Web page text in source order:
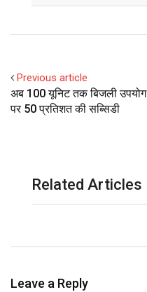
Previous article
अब 100 यूनिट तक बिजली उपयोग
पर 50 प्रतिशत की सब्सिडी
Related Articles
Leave a Reply